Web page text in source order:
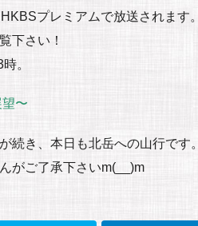
プレミアムで放送されます。
下さい！
。
〜
続き、本日も北岳への山行です。
がご了承下さいm(__)m